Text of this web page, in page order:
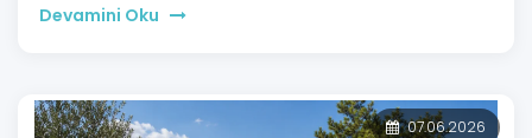
keşfetmek isteyenler için tekneyle yapılan küçük
Devamini Oku
07.06.2026